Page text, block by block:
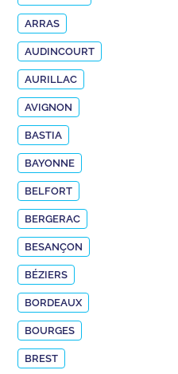
ARRAS
AUDINCOURT
AURILLAC
AVIGNON
BASTIA
BAYONNE
BELFORT
BERGERAC
BESANÇON
BÉZIERS
BORDEAUX
BOURGES
BREST